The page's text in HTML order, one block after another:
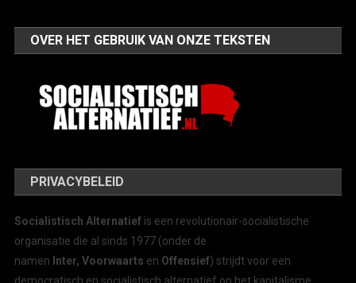
OVER HET GEBRUIK VAN ONZE TEKSTEN
PRIVACYBELEID
Socialistisch Alternatief is een revolutionair-socialistische
organisatie die al sinds 1977 (onder de
namen Inter, Voorwaarts en Offensief) strijdt voor een